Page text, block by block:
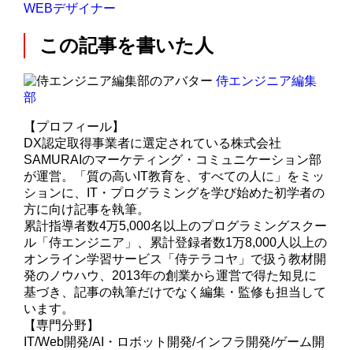
WEBデザイナー
この記事を書いた人
侍エンジニア編集
部
【プロフィール】
DX認定取得事業者に選定されている株式会社
SAMURAIのマーケティング・コミュニケーション部
が運営。「質の高いIT教育を、すべての人に」をミッ
ションに、IT・プログラミングを学び始めた初学者の
方に向け記事を執筆。
累計指導者数4万5,000名以上のプログラミングスクー
ル「侍エンジニア」、累計登録者数1万8,000人以上の
オンライン学習サービス「侍テラコヤ」で扱う教材開
発のノウハウ、2013年の創業から運営で得た知見に
基づき、記事の執筆だけでなく編集・監修も担当して
います。
【専門分野】
IT/Web開発/AI・ロボット開発/インフラ開発/ゲーム開